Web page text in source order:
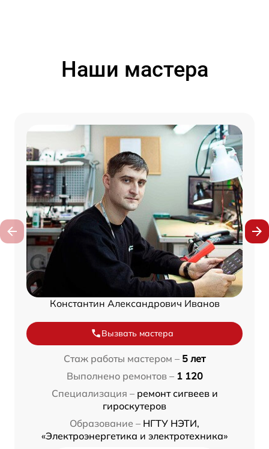
Наши мастера
Константин Александрович Иванов
Вызвать мастера
Стаж работы мастером – 5 лет
Выполнено ремонтов – 1 120
Специализация – ремонт сигвеев и
гироскутеров
Образование – НГТУ НЭТИ,
«Электроэнергетика и электротехника»